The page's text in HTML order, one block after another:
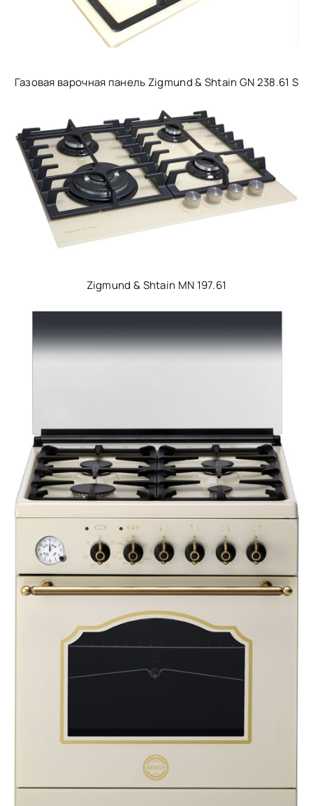
Газовая варочная панель Zigmund & Shtain GN 238.61 S
Zigmund & Shtain MN 197.61